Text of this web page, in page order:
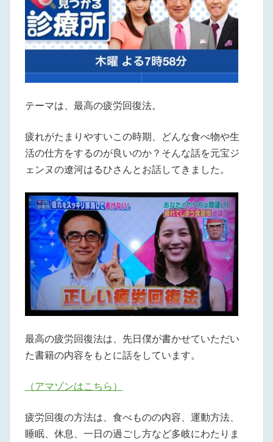
テーマは、最高の疲労回復法。
疲れがたまりやすいこの時期、どんな食べ物や生
活の仕方をするのが良いのか？そんな話を元宝ジ
ェンヌの遼河はるひさんとお話してきました。
最高の疲労回復法は、先日僕が書かせていただい
た書籍の内容をもとに話をしています。
（アマゾンはこちら）
疲労回復の方法は、食べものの内容、運動方法、
睡眠、休息、一日の過ごし方など多岐にわたりま